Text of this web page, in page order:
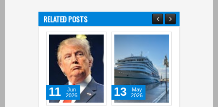
RELATED POSTS
11
Jun
2026
13
May
2026